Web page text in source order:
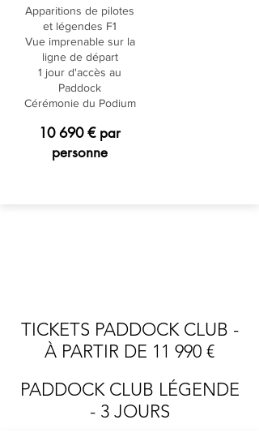
Apparitions de pilotes
et légendes F1
Vue imprenable sur la
ligne de départ
1 jour d'accès au
Paddock
Cérémonie du Podium
10 690 € par
personne
TICKETS PADDOCK CLUB -
À PARTIR DE 11 990 €
PADDOCK CLUB LÉGENDE
- 3 JOURS